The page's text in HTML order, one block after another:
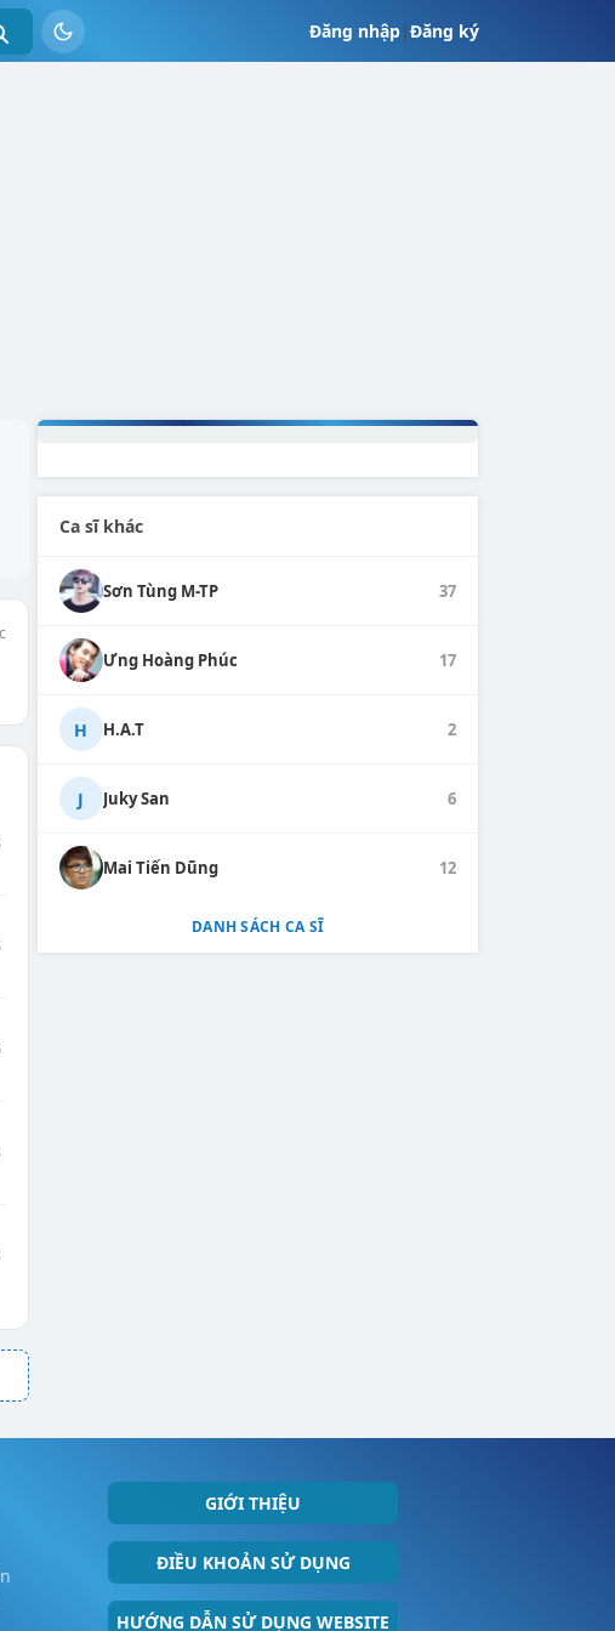
Đăng nhập|Đăng ký
Ca sĩ khác
Sơn Tùng M-TP 37
Ưng Hoàng Phúc 17
H H.A.T 2
J Juky San 6
Mai Tiến Dũng 12
DANH SÁCH CA SĨ
GIỚI THIỆU
ĐIỀU KHOẢN SỬ DỤNG
HƯỚNG DẪN SỬ DỤNG WEBSITE